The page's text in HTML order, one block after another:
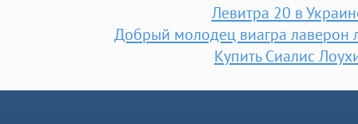
Левитра 20 в
Добрый молодец виагра лаверон
Купить Сиалис